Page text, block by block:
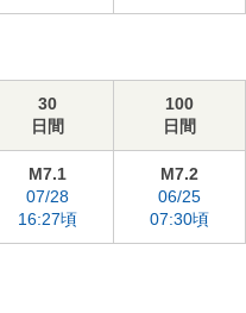
30
日間
100
日間
M7.1
07/28
16:27頃
M7.2
06/25
07:30頃